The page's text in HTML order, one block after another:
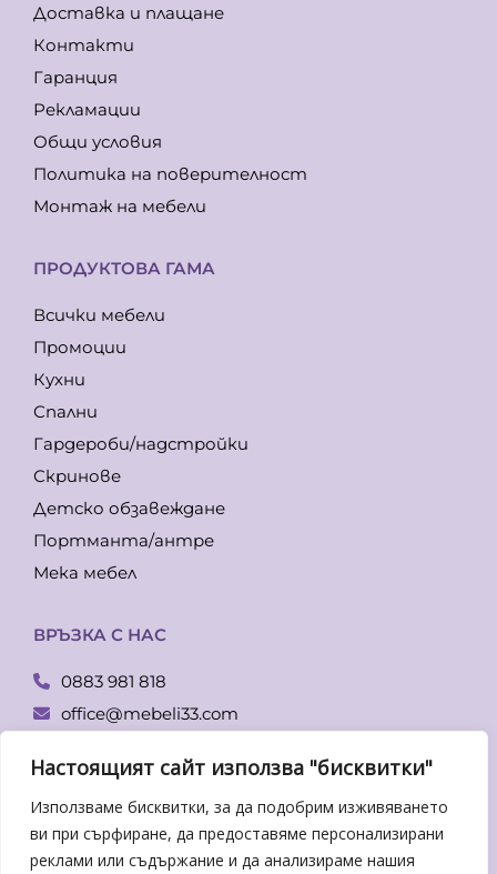
Настоящият сайт използва "бисквитки"
Използваме бисквитки, за да подобрим изживяването
ви при сърфиране, да предоставяме персонализирани
реклами или съдържание и да анализираме нашия
Доставка и плащане
Контакти
Гаранция
Рекламации
Общи условия
Политика на поверителност
Монтаж на мебели
ПРОДУКТОВА ГАМА
Всички мебели
Промоции
Кухни
Спални
Гардероби/надстройки
Скринове
Детско обзавеждане
Портманта/антре
Мека мебел
ВРЪЗКА С НАС
0883 981 818
office@mebeli33.com
гр. Пловдив, бул. Копривщица 14
Понеделник – Петък:
От 09.00-19.00 ч.